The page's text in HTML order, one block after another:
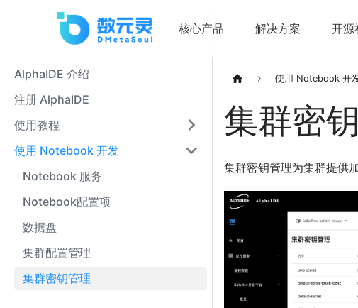
核心产品 解决方案 开源
AlphaIDE 介绍
注册 AlphaIDE
使用教程
使用 Notebook 开发
Notebook 服务
Notebook配置项
数据盘
集群配置管理
集群密钥管理
使用 Notebook 开
集群密
集群密钥管理为集群提供